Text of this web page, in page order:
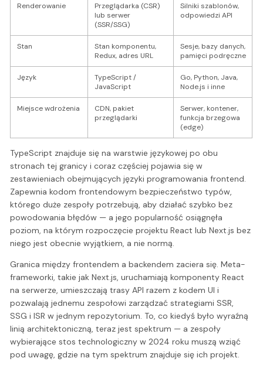
Renderowanie
Przeglądarka (CSR)
lub serwer
(SSR/SSG)
Silniki szablonów,
odpowiedzi API
Stan
Stan komponentu,
Redux, adres URL
Sesje, bazy danych,
pamięci podręczne
Język
TypeScript /
JavaScript
Go, Python, Java,
Node.js i inne
Miejsce wdrożenia
CDN, pakiet
przeglądarki
Serwer, kontener,
funkcja brzegowa
(edge)
TypeScript znajduje się na warstwie językowej po obu
stronach tej granicy i coraz częściej pojawia się w
zestawieniach obejmujących języki programowania frontend.
Zapewnia kodom frontendowym bezpieczeństwo typów,
którego duże zespoły potrzebują, aby działać szybko bez
powodowania błędów — a jego popularność osiągnęła
poziom, na którym rozpoczęcie projektu React lub Next.js bez
niego jest obecnie wyjątkiem, a nie normą.
Granica między frontendem a backendem zaciera się. Meta-
frameworki, takie jak Next.js, uruchamiają komponenty React
na serwerze, umieszczają trasy API razem z kodem UI i
pozwalają jednemu zespołowi zarządzać strategiami SSR,
SSG i ISR w jednym repozytorium. To, co kiedyś było wyraźną
linią architektoniczną, teraz jest spektrum — a zespoły
wybierające stos technologiczny w 2024 roku muszą wziąć
pod uwagę, gdzie na tym spektrum znajduje się ich projekt.